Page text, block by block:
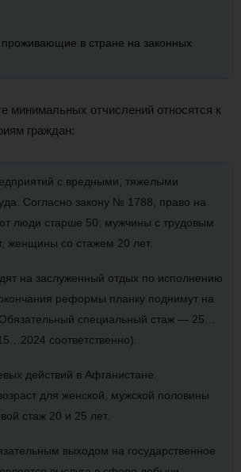
в стране на законных
минимальных отчислений относятся к
граждан:
с вредными, тяжелыми
Согласно закону № 1788, право на
люди старше 50: мужчины с трудовым
женщины со стажем 20 лет.
на заслуженный отдых по исполнению
реформы планку поднимут на
специальный стаж — 25…
соответственно).
действий в Афганистане.
для женской, мужской половины
стаж 20 и 25 лет.
выходом на государственное